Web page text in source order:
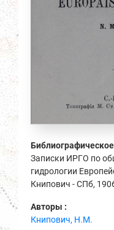
Записки ИРГО по
гидрологии
Книпович - СПб,
Авторы :
Книпович, Н.М.